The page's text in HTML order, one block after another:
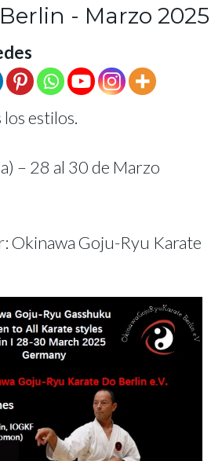
- Marzo 2025
estilos.
– 28 al 30 de Marzo
Okinawa Goju-Ryu Karate